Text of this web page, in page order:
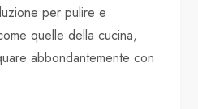
per pulire e
quelle della cucina,
abbondantemente con